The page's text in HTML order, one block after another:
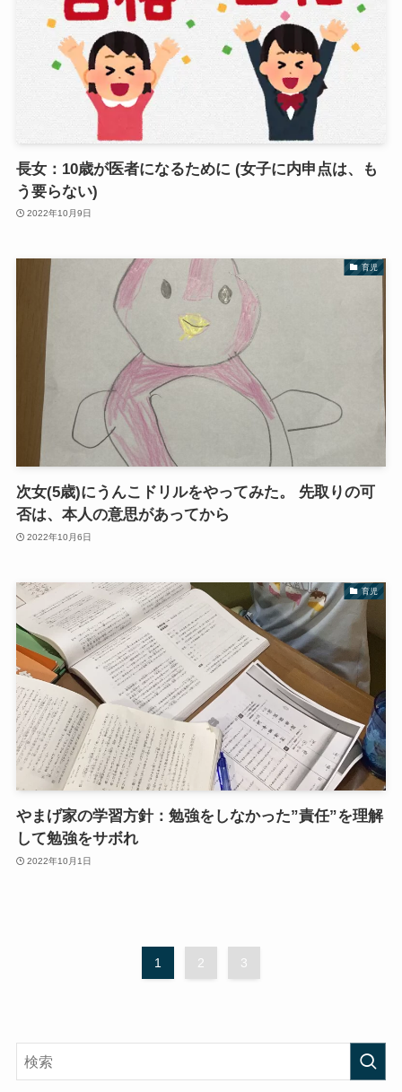
長女：10歳が医者になるために (女子に内申点は、も
う要らない)
2022年10月9日
育児
次女(5歳)にうんこドリルをやってみた。 先取りの可
否は、本人の意思があってから
2022年10月6日
育児
やまげ家の学習方針：勉強をしなかった”責任”を理解
して勉強をサボれ
2022年10月1日
1 2 3